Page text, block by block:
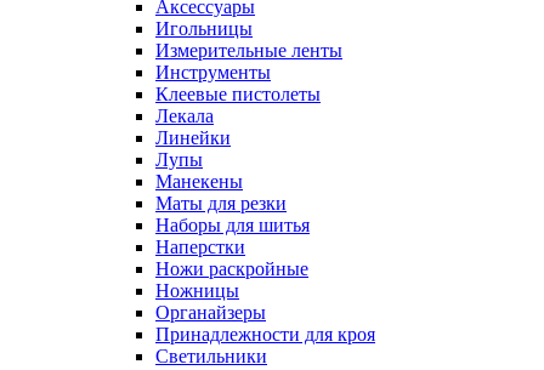
Аксессуары
Игольницы
Измерительные ленты
Инструменты
Клеевые пистолеты
Лекала
Линейки
Лупы
Манекены
Маты для резки
Наборы для шитья
Наперстки
Ножи раскройные
Ножницы
Органайзеры
Принадлежности для кроя
Светильники